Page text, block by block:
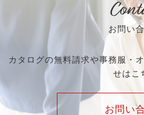
お問い
カタログの無料請求や事務服・
せはこ
お問い